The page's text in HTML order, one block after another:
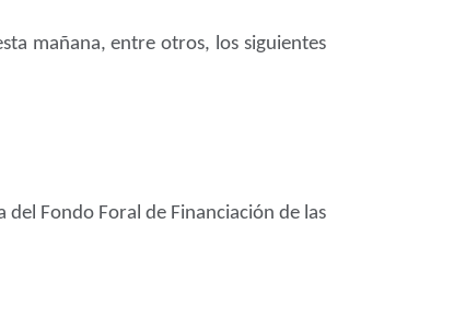
mañana, entre otros, los siguientes
Fondo Foral de Financiación de las